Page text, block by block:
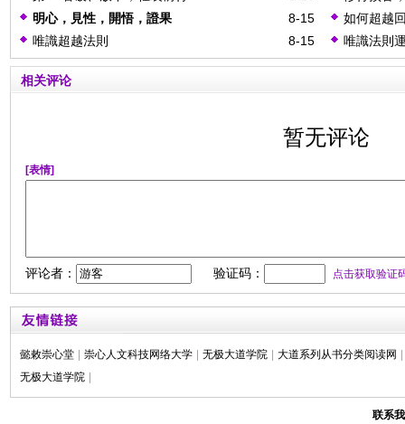
8-15
明心，見性，開悟，證果
如何超越
8-15
唯識超越法則 唯識法則
相关评论
暂无评论
[表情]
评论者： 验证码： 点击获取验证
懿敕崇心堂 崇心人文科技网络大学 无极大道学院 大道系列从书分类阅读网
无极大道学院
联系